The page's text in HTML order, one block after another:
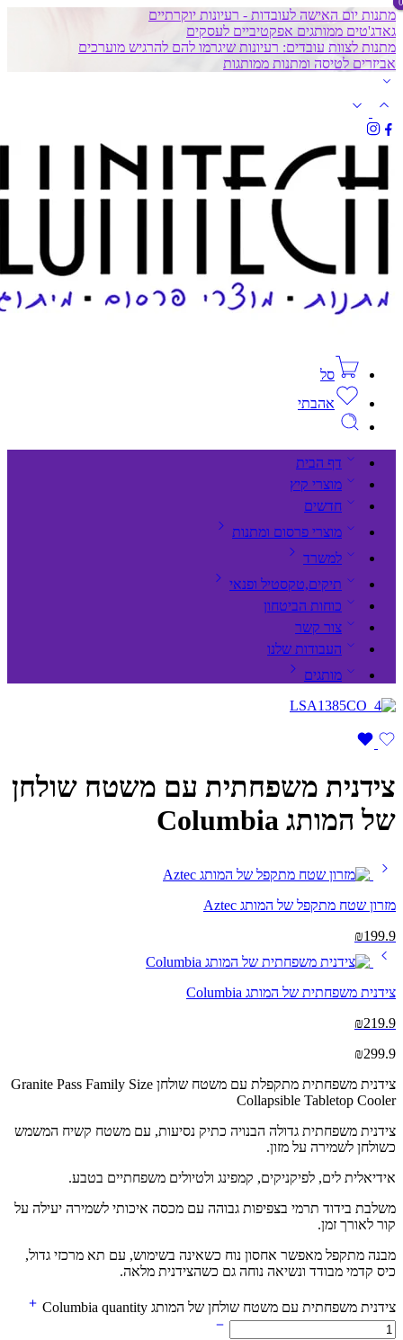
מתנות יום האישה לעובדות - רעיונות יוקרתיים
גאדג'טים ממותגים אפקטיביים לעסקים
מתנות לצוות עובדים: רעיונות שיגרמו להם להרגיש מוערכים
אביזרים לטיסה ומתנות ממותגות
סל
אהבתי
דף הבית
מוצרי קיץ
חדשים
מוצרי פרסום ומתנות
למשרד
תיקים,טקסטיל ופנאי
כוחות הביטחון
צור קשר
העבודות שלנו
מותגים
צידנית משפחתית עם משטח שולחן
של המותג Columbia
מזרון שטח מתקפל של המותג Aztec
₪199.9
צידנית משפחתית של המותג Columbia
₪219.9
₪299.9
צידנית משפחתית מתקפלת עם משטח שולחן Granite Pass Family Size
Collapsible Tabletop Cooler
צידנית משפחתית גדולה הבנויה כתיק נסיעות, עם משטח קשיח המשמש
כשולחן לשמירה על מזון.
אידיאלית לים, לפיקניקים, קמפינג ולטיולים משפחתיים בטבע.
משלבת בידוד תרמי בצפיפות גבוהה עם מכסה איכותי לשמירה יעילה על
קור לאורך זמן.
מבנה מתקפל מאפשר אחסון נוח כשאינה בשימוש, עם תא מרכזי גדול,
כיס קדמי מבודד ונשיאה נוחה גם כשהצידנית מלאה.
צידנית משפחתית עם משטח שולחן של המותג Columbia quantity